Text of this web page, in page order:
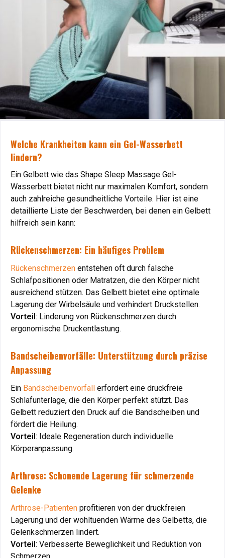
Welche Krankheiten kann ein Gel-Wasserbett
lindern?
Ein Gelbett wie das Shape Sleep Massage Gel-
Wasserbett bietet nicht nur maximalen Komfort, sondern
auch zahlreiche gesundheitliche Vorteile. Hier ist eine
detaillierte Liste der Beschwerden, bei denen ein Gelbett
hilfreich sein kann:
Rückenschmerzen: Ein häufiges Problem
Rückenschmerzen entstehen oft durch falsche
Schlafpositionen oder Matratzen, die den Körper nicht
ausreichend stützen. Das Gelbett bietet eine optimale
Lagerung der Wirbelsäule und verhindert Druckstellen.
Vorteil: Linderung von Rückenschmerzen durch
ergonomische Druckentlastung.
Bandscheibenvorfälle: Unterstützung durch präzise
Anpassung
Ein Bandscheibenvorfall erfordert eine druckfreie
Schlafunterlage, die den Körper perfekt stützt. Das
Gelbett reduziert den Druck auf die Bandscheiben und
fördert die Heilung.
Vorteil: Ideale Regeneration durch individuelle
Körperanpassung.
Arthrose: Schonende Lagerung für schmerzende
Gelenke
Arthrose-Patienten profitieren von der druckfreien
Lagerung und der wohltuenden Wärme des Gelbetts, die
Gelenkschmerzen lindert.
Vorteil: Verbesserte Beweglichkeit und Reduktion von
Welche Krankheiten kann ein Gel-Wasserbett
lindern?
Ein Gelbett wie das Shape Sleep Massage Gel-
Wasserbett bietet nicht nur maximalen Komfort, sondern
auch zahlreiche gesundheitliche Vorteile. Hier ist eine
detaillierte Liste der Beschwerden, bei denen ein Gelbett
hilfreich sein kann:
Rückenschmerzen: Ein häufiges Problem
Rückenschmerzen entstehen oft durch falsche
Schlafpositionen oder Matratzen, die den Körper nicht
ausreichend stützen. Das Gelbett bietet eine optimale
Lagerung der Wirbelsäule und verhindert Druckstellen.
Vorteil: Linderung von Rückenschmerzen durch
ergonomische Druckentlastung.
Bandscheibenvorfälle: Unterstützung durch präzise
Anpassung
Ein Bandscheibenvorfall erfordert eine druckfreie
Schlafunterlage, die den Körper perfekt stützt. Das
Gelbett reduziert den Druck auf die Bandscheiben und
fördert die Heilung.
Vorteil: Ideale Regeneration durch individuelle
Körperanpassung.
Arthrose: Schonende Lagerung für schmerzende
Gelenke
Arthrose-Patienten profitieren von der druckfreien
Lagerung und der wohltuenden Wärme des Gelbetts, die
Gelenkschmerzen lindert.
Vorteil: Verbesserte Beweglichkeit und Reduktion von